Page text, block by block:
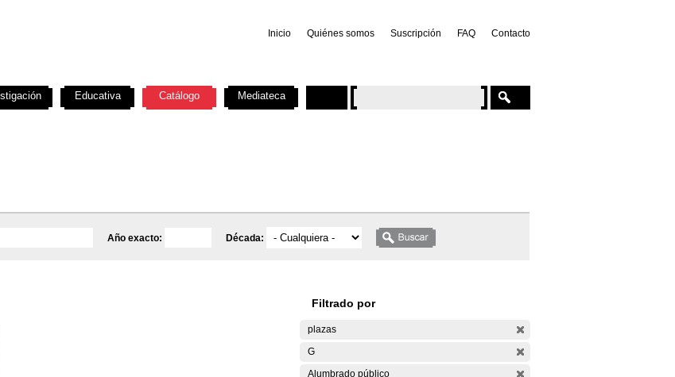
Inicio Quiénes somos Suscripción FAQ Contacto
Año exacto: Década:
Filtrado por
plazas
G
Alumbrado público
Educativa Catálogo Mediateca